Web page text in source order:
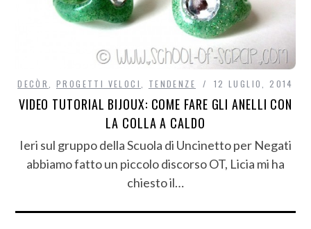
DECÒR PROGETTI VELOCI TENDENZE 12 LUGLIO, 2014
VIDEO TUTORIAL BIJOUX: COME FARE GLI ANELLI CON
LA COLLA A CALDO
Ieri sul gruppo della Scuola di Uncinetto per Negati
abbiamo fatto un piccolo discorso OT, Licia mi ha
chiesto il…